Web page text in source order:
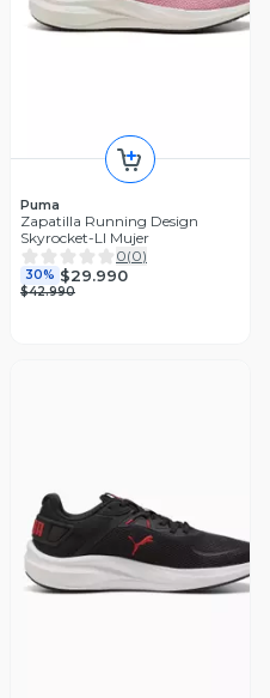
Puma
Zapatilla Running Design
Skyrocket-LI Mujer
0(0)
30% $29.990
$42.990